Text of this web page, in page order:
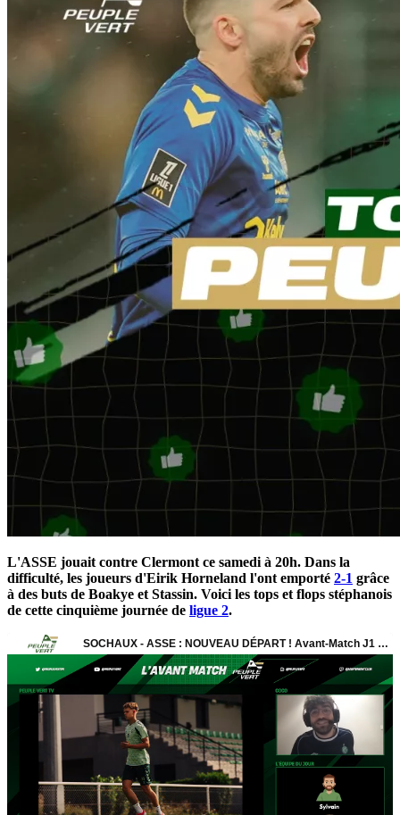
L'ASSE jouait contre Clermont ce samedi à 20h. Dans la
difficulté, les joueurs d'Eirik Horneland l'ont emporté 2-1 grâce
à des buts de Boakye et Stassin. Voici les tops et flops stéphanois
de cette cinquième journée de ligue 2.